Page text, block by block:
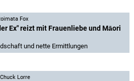
Fox
Ex" reizt mit Frauenliebe und Māori
und nette Ermittlungen
Chuck Lorre